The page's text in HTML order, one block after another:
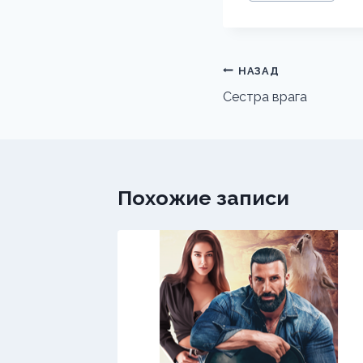
Навигация
по
НАЗАД
Сестра врага
Похожие записи